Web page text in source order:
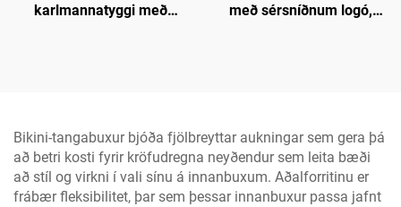
karlmannatyggi með
með sérsníðnum logó,
Bikini-tangabuxur bjóða fjölbreyttar aukningar sem gera þá
að betri kosti fyrir kröfudregna neyðendur sem leita bæði
að stíl og virkni í vali sínu á innanbuxum. Aðalforritinu er
frábær fleksibilitet, þar sem þessar innanbuxur passa jafnt